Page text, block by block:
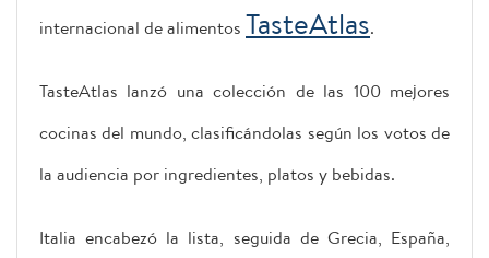
internacional de alimentos TasteAtlas.
TasteAtlas lanzó una colección de las 100 mejores
cocinas del mundo, clasificándolas según los votos de
la audiencia por ingredientes, platos y bebidas.
Italia encabezó la lista, seguida de Grecia, España,